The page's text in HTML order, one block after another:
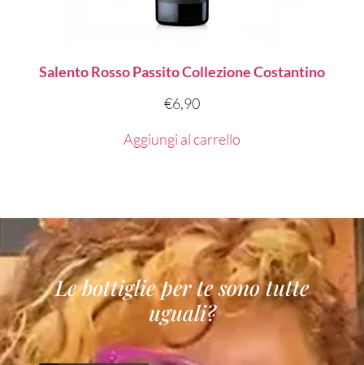
Salento Rosso Passito Collezione Costantino
€6,90
Aggiungi al carrello
Le bottiglie per te sono tutte
uguali?